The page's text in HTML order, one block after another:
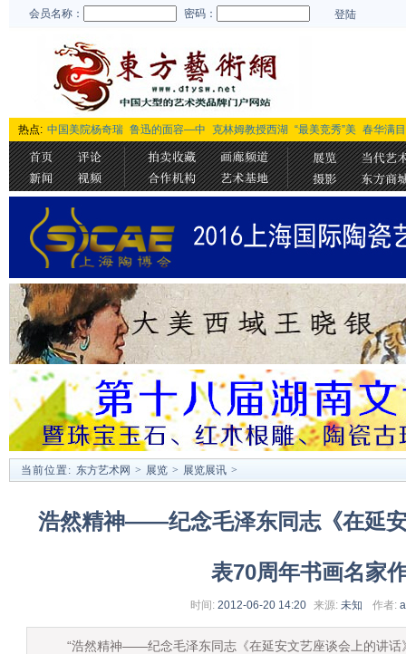
会员名称： 密码： 登陆
热点: 中国美院杨奇瑞 鲁迅的面容—中 克林姆教授西湖 “最美竞秀”美 春华满
当前位置: 东方艺术网 > 展览 > 展览展讯 >
浩然精神——纪念毛泽东同志《在延
表70周年书画名家
时间: 2012-06-20 14:20 来源: 未知 作者:
“浩然精神——纪念毛泽东同志《在延安文艺座谈会上的讲话